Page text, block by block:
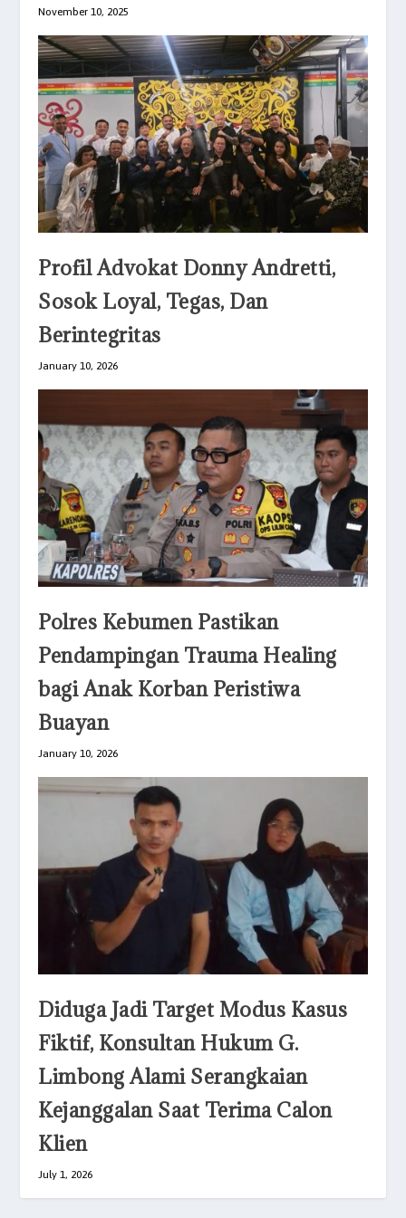
November 10, 2025
Profil Advokat Donny Andretti,
Sosok Loyal, Tegas, Dan
Berintegritas
January 10, 2026
Polres Kebumen Pastikan
Pendampingan Trauma Healing
bagi Anak Korban Peristiwa
Buayan
January 10, 2026
Diduga Jadi Target Modus Kasus
Fiktif, Konsultan Hukum G.
Limbong Alami Serangkaian
Kejanggalan Saat Terima Calon
Klien
July 1, 2026